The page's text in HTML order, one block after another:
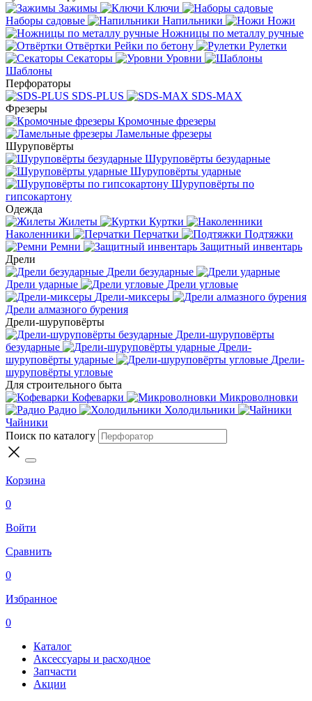
Зажимы
Ключи
Наборы садовые
Напильники
Ножи
Ножницы по металлу ручные
Отвёртки Рейки по бетону
Рулетки
Секаторы
Уровни
Шаблоны
Перфораторы
SDS-PLUS
SDS-MAX
Фрезеры
Кромочные фрезеры
Ламельные фрезеры
Шуруповёрты
Шуруповёрты безударные
Шуруповёрты ударные
Шуруповёрты по
гипсокартону
Одежда
Жилеты
Куртки
Наколенники
Перчатки
Подтяжки
Ремни
Защитный инвентарь
Дрели
Дрели безударные
Дрели ударные
Дрели угловые
Дрели-миксеры
Дрели алмазного бурения
Дрели-шуруповёрты
Дрели-шуруповёрты
безударные
Дрели-
шуруповёрты ударные
Дрели-
шуруповёрты угловые
Для строительного быта
Кофеварки
Микроволновки
Радио
Холодильники
Чайники
Поиск по каталогу
Корзина
0
Войти
Сравнить
0
Избранное
0
Каталог
Аксессуары и расходное
Запчасти
Акции